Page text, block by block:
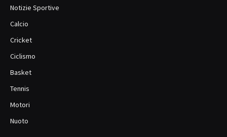
Notizie Sportive
Calcio
Cricket
Ciclismo
Basket
Tennis
Motori
Nuoto